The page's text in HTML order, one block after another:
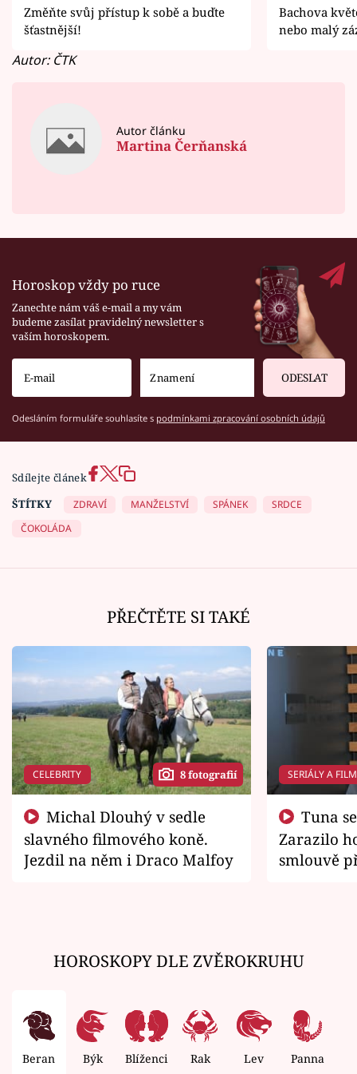
Změňte svůj přístup k sobě a buďte
šťastnější!
Bachova
nebo malý
Autor: ČTK
Autor článku
Martina Čerňanská
Horoskop vždy po ruce
Zanechte nám váš e-mail a my vám
budeme zasílat pravidelný newsletter s
vaším horoskopem.
ODESLAT
Odesláním formuláře souhlasíte s podmínkami zpracování osobních údajů
Sdílejte článek
ŠTÍTKY
ZDRAVÍ MANŽELSTVÍ SPÁNEK
SRDCE
ČOKOLÁDA
PŘEČTĚTE SI TAKÉ
CELEBRITY 8 fotografií
slavného filmového koně.
Jezdil na něm i Draco Malfoy
SERIÁLY A
Zarazilo
smlouvě
HOROSKOPY DLE ZVĚROKRUHU
Beran Býk Blíženci Rak Lev Panna